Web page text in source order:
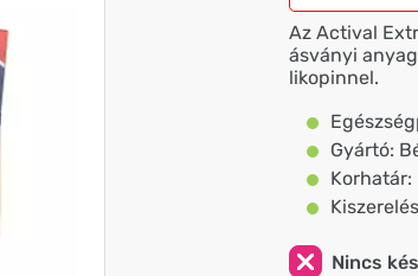
Az Actival
ásványi
likopinnel.
Gyártó:
Korhatár:
Nincs